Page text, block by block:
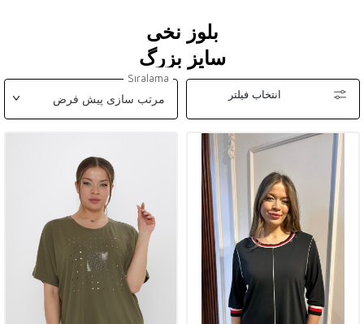
بلوز نخی
سایز بزرگ
انتخاب فیلتر
Sıralama